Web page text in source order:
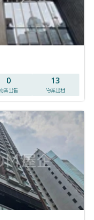
0
業出售
13
物業出租